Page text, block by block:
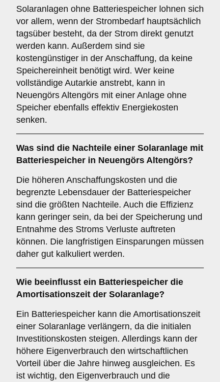
Solaranlagen ohne Batteriespeicher lohnen sich
vor allem, wenn der Strombedarf hauptsächlich
tagsüber besteht, da der Strom direkt genutzt
werden kann. Außerdem sind sie
kostengünstiger in der Anschaffung, da keine
Speichereinheit benötigt wird. Wer keine
vollständige Autarkie anstrebt, kann in
Neuengörs Altengörs mit einer Anlage ohne
Speicher ebenfalls effektiv Energiekosten
senken.
Was sind die Nachteile einer Solaranlage mit
Batteriespeicher in Neuengörs Altengörs?
Die höheren Anschaffungskosten und die
begrenzte Lebensdauer der Batteriespeicher
sind die größten Nachteile. Auch die Effizienz
kann geringer sein, da bei der Speicherung und
Entnahme des Stroms Verluste auftreten
können. Die langfristigen Einsparungen müssen
daher gut kalkuliert werden.
Wie beeinflusst ein Batteriespeicher die
Amortisationszeit der Solaranlage?
Ein Batteriespeicher kann die Amortisationszeit
einer Solaranlage verlängern, da die initialen
Investitionskosten steigen. Allerdings kann der
höhere Eigenverbrauch den wirtschaftlichen
Vorteil über die Jahre hinweg ausgleichen. Es
ist wichtig, den Eigenverbrauch und die